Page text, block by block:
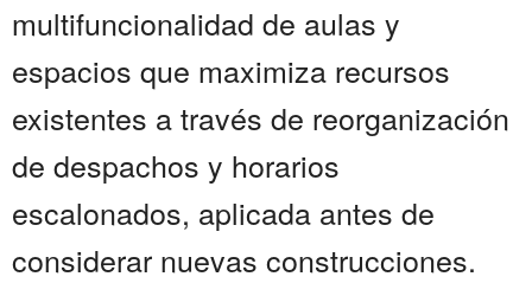
multifuncionalidad de aulas y
espacios que maximiza recursos
existentes a través de reorganización
de despachos y horarios
escalonados, aplicada antes de
considerar nuevas construcciones.